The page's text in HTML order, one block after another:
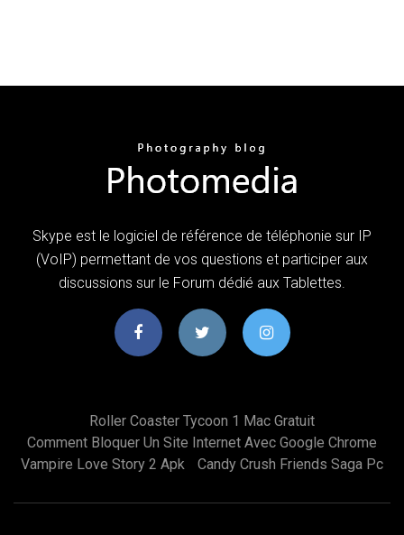
Skype est le logiciel de référence de téléphonie sur IP
(VoIP) permettant de vos questions et participer aux
discussions sur le Forum dédié aux Tablettes.
Roller Coaster Tycoon 1 Mac Gratuit
Comment Bloquer Un Site Internet Avec Google Chrome
Vampire Love Story 2 Apk
Candy Crush Friends Saga Pc